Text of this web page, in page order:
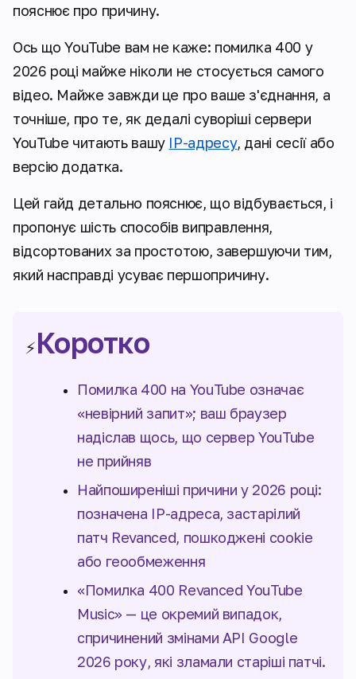
пояснює про причину.
Ось що YouTube вам не каже: помилка 400 у
2026 році майже ніколи не стосується самого
відео. Майже завжди це про ваше з'єднання, а
точніше, про те, як дедалі суворіші сервери
YouTube читають вашу IP-адресу, дані сесії або
версію додатка.
Цей гайд детально пояснює, що відбувається, і
пропонує шість способів виправлення,
відсортованих за простотою, завершуючи тим,
який насправді усуває першопричину.
⚡Коротко
Помилка 400 на YouTube означає
«невірний запит»; ваш браузер
надіслав щось, що сервер YouTube
не прийняв
Найпоширеніші причини у 2026 році:
позначена IP-адреса, застарілий
патч Revanced, пошкоджені cookie
або геообмеження
«Помилка 400 Revanced YouTube
Music» — це окремий випадок,
спричинений змінами API Google
2026 року, які зламали старіші патчі.